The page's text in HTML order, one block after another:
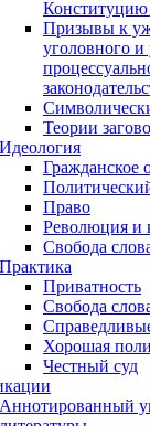
Конституцию
Призывы к
уголовного и
Теории
Идеология
Гражданское
Право
Революция и
Свобода
Практика
Приватность
Свобода
Хорошая
Честный суд
Аннотированный